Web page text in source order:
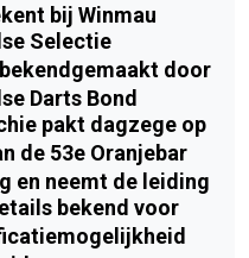
bij Winmau
Selectie
door
Darts Bond
pakt dagzege op
de 53e Oranjebar
en neemt de leiding
bekend voor